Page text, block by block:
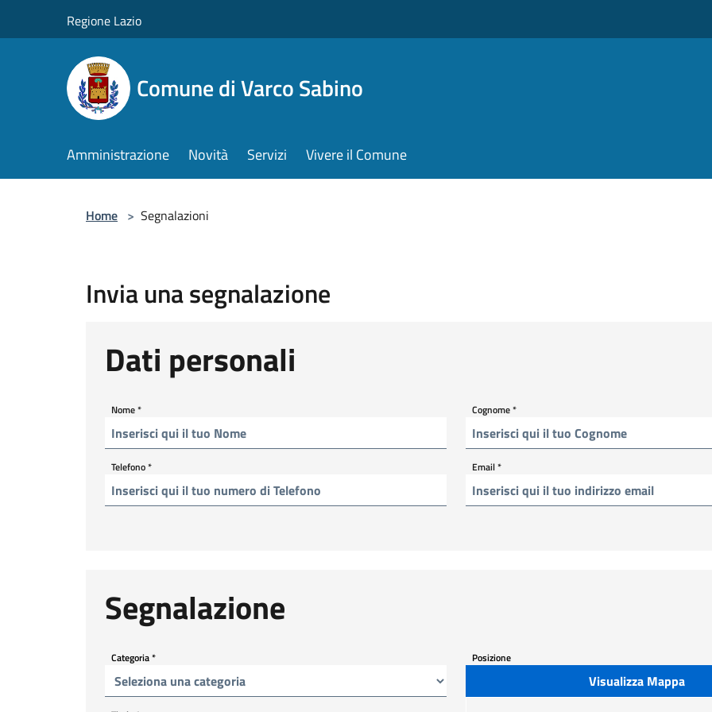
Regione Lazio
Comune di Varco Sabino
Amministrazione Novità Servizi Vivere il Comune
Home > Segnalazioni
Invia una segnalazione
Dati personali
Nome* Cognome*
Telefono* Email*
Segnalazione
Categoria* Posizione
Visualizza Mappa